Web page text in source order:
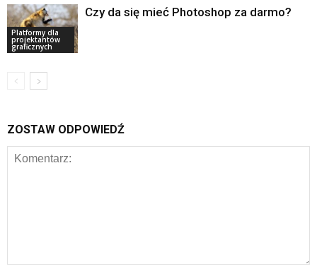
Platformy dla
projektantów
graficznych
Czy da się mieć Photoshop za darmo?
ZOSTAW ODPOWIEDŹ